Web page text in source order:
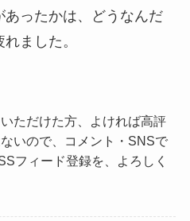
ったかは、どうなんだ
ました。
ただけた方、よければ高評
いので、コメント・SNSで
フィード登録を、よろしく